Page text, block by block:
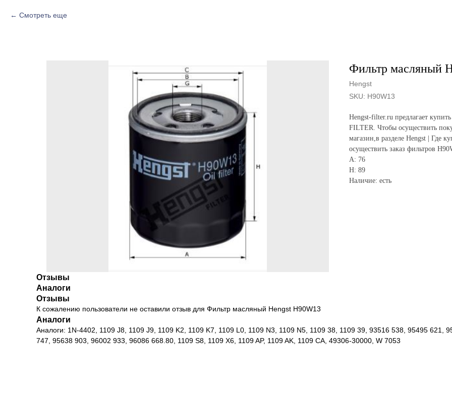
Смотреть еще
Фильтр масляный
Hengst
SKU: H90W13
Hengst-filter.ru предлагает
FILTER. Чтобы осуществить
магазин,в разделе Hengst | Где
осуществить заказ фильтров
A: 76
H: 89
Наличие: есть
Отзывы
Аналоги
Отзывы
К сожалению пользователи не оставили отзыв для Фильтр масляный Hengst H90W13
Аналоги
Аналоги: 1N-4402, 1109 J8, 1109 J9, 1109 K2, 1109 K7, 1109 L0, 1109 N3, 1109 N5, 1109 38, 1109 39, 93516 538, 95495 621,
747, 95638 903, 96002 933, 96086 668.80, 1109 S8, 1109 X6, 1109 AP, 1109 AK, 1109 CA, 49306-30000, W 7053